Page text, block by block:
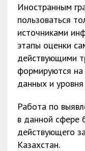
Иностранным
пользоваться
источниками
этапы оценки
действующими
формируются на
данных и
Работа по
в данной сфере
действующего
Казахстан.